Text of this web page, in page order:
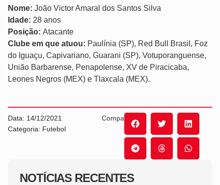
NOTÍCIAS RECENTES
Nome: João Victor Amaral dos Santos Silva
Idade: 28 anos
Posição: Atacante
Clube em que atuou: Paulínia (SP), Red Bull Brasil, Foz
do Iguaçu, Capivariano, Guarani (SP), Votuporanguense,
União Barbarense, Penapolense, XV de Piracicaba,
Leones Negros (MEX) e Tlaxcala (MEX).
Data: 14/12/2021
Categoria: Futebol
Compartilhe: